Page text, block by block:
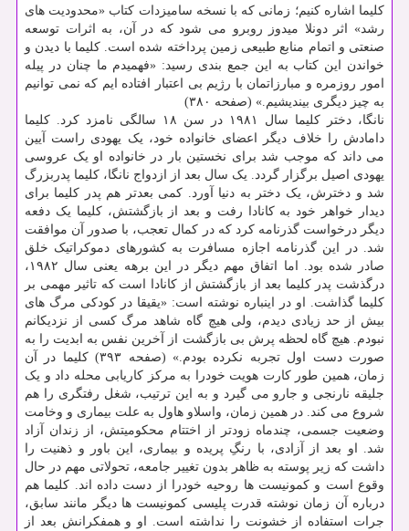
کلیما اشاره کنیم؛ زمانی که با نسخه سامیزدات کتاب «محدودیت های
رشد» اثر دونلا میدوز روبرو می شود که در آن، به اثرات توسعه
صنعتی و اتمام منابع طبیعی زمین پرداخته شده است. کلیما با دیدن و
خواندن این کتاب به این جمع بندی رسید: «فهمیدم ما چنان در پیله
امور روزمره و مبارزاتمان با رژیم بی اعتبار افتاده ایم که نمی توانیم
به چیز دیگری بیندیشیم.» (صفحه ۳۸۰)
نانگا، دختر کلیما سال ۱۹۸۱ در سن ۱۸ سالگی نامزد کرد. کلیما
دامادش را خلاف دیگر اعضای خانواده خود، یک یهودی راست آیین
می داند که موجب شد برای نخستین بار در خانواده او یک عروسی
یهودی اصیل برگزار گردد. یک سال بعد از ازدواج نانگا، کلیما پدربزرگ
شد و دخترش، یک دختر به دنیا آورد. کمی بعدتر هم پدر کلیما برای
دیدار خواهر خود به کانادا رفت و بعد از بازگشتش، کلیما یک دفعه
دیگر درخواست گذرنامه کرد که در کمال تعجب، با صدور آن موافقت
شد. در این گذرنامه اجازه مسافرت به کشورهای دموکراتیک خلق
صادر شده بود. اما اتفاق مهم دیگر در این برهه یعنی سال ۱۹۸۲،
درگذشت پدر کلیما بعد از بازگشتش از کانادا است که تاثیر مهمی بر
کلیما گذاشت. او در اینباره نوشته است: «یقیقا در کودکی مرگ های
بیش از حد زیادی دیدم، ولی هیچ گاه شاهد مرگ کسی از نزدیکانم
نبودم. هیچ گاه لحظه پرش بی بازگشت از آخرین نفس به ابدیت را به
صورت دست اول تجربه نکرده بودم.» (صفحه ۳۹۳) کلیما در آن
زمان، همین طور کارت هویت خودرا به مرکز کاریابی محله داد و یک
جلیقه نارنجی و جارو می گیرد و به این ترتیب، شغل رفتگری را هم
شروع می کند. در همین زمان، واسلاو هاول به علت بیماری و وخامت
وضعیت جسمی، چندماه زودتر از اختتام محکومیتش، از زندان آزاد
شد. او بعد از آزادی، با رنگِ پریده و بیماری، این باور و ذهنیت را
داشت که زیر پوسته به ظاهر بدون تغییر جامعه، تحولاتی مهم در حال
وقوع است و کمونیست ها روحیه خودرا از دست داده اند. کلیما هم
درباره آن زمان نوشته قدرت پلیسی کمونیست ها دیگر مانند سابق،
جرات استفاده از خشونت را نداشته است. او و همفکرانش بعد از